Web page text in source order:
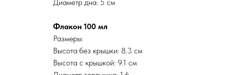
Диаметр дна: 5 см
Флакон 100 мл
Размеры:
Высота без крышки: 8.3 см
Высота с крышкой: 9.1 см